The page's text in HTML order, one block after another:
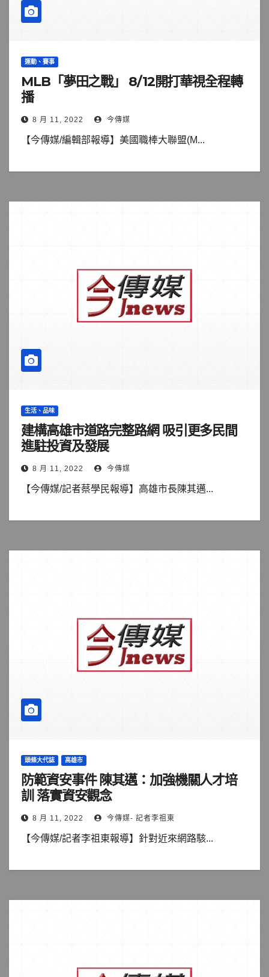
運動、賽事
MLB「夢田之戰」 8/12開打華視全程轉
播
8 月 11, 2022 今傳媒
【今傳媒/編輯部報導】美國職棒大聯盟(M...
生活、品味
建構高雄市道路完整路網 吸引更多民間
進駐投資及發展
8 月 11, 2022 今傳媒
【今傳媒/記者蔡學民報導】高雄市長陳其邁...
頭條大代誌 高雄市
防範資安事件 陳其邁：加強機關人才培
訓 落實資安觀念
8 月 11, 2022 今傳媒- 記者李祖東
【今傳媒/記者李祖東報導】針對近來網路駭...